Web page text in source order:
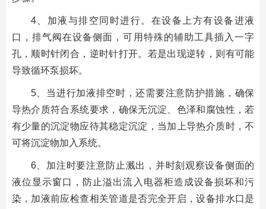
4、加液与排空同时进行。在设备上方有设备进液
口，排气阀在设备侧面，可用特殊的辅助工具插入一字
孔，顺时针闭合，逆时针打开。若是出现逆转，则有可能
导致循环泵损坏。
5、当进行加液排空时，还需要注意防护措施，确保
导热介质符合系统要求，确保无沉淀、色泽和腐蚀性，若
有少量的沉淀物应待其稳定沉淀，当加上导热介质时，不
可将沉淀物加入系统。
6、加注时要注意防止溅出，并时刻观察设备侧面的
液位显示窗口，防止溢出流入电器柜造成设备损坏和污
染，加液前应检查相关管道是否完全开启，设备排水口是